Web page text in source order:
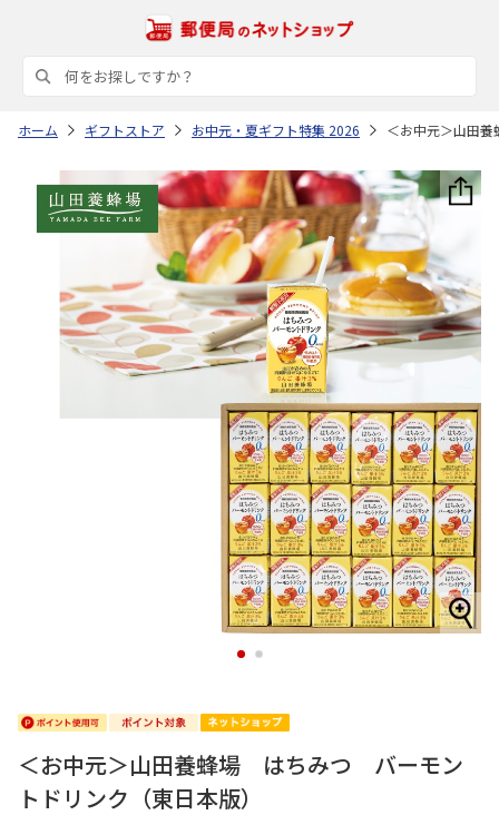
ホーム ギフトストア お中元・夏ギフト特集 2026 ＜お中元＞山田
1 2
＜お中元＞山田養蜂場 はちみつ バーモン
トドリンク（東日本版）